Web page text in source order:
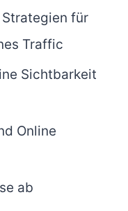
für
Traffic
Sichtbarkeit
Online
ab